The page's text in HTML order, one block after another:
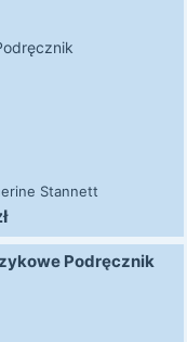
Stannett
Podręcznik